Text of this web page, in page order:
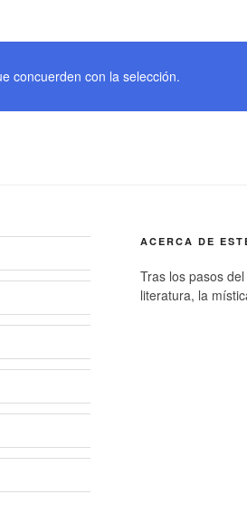
concuerden con la selección.
ACERCA DE
Tras los pasos
literatura, la